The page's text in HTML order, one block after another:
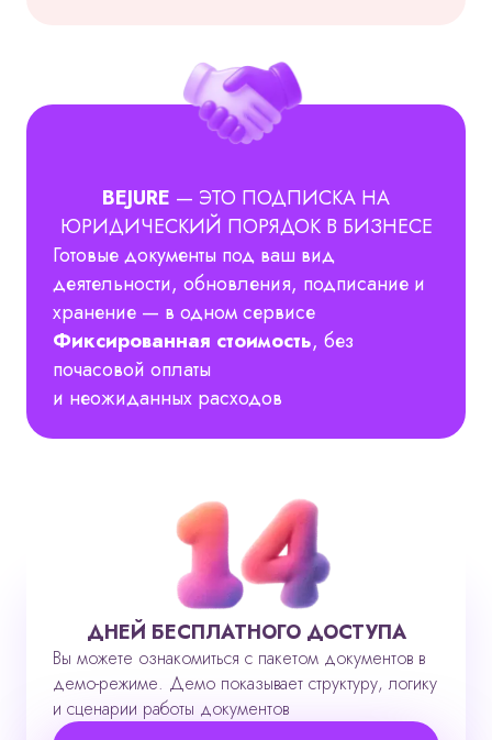
BEJURE — ЭТО ПОДПИСКА НА
ЮРИДИЧЕСКИЙ ПОРЯДОК В БИЗНЕСЕ
Готовые документы под ваш вид
деятельности, обновления, подписание и
хранение — в одном сервисе
Фиксированная стоимость, без
почасовой оплаты
и неожиданных расходов
ДНЕЙ БЕСПЛАТНОГО ДОСТУПА
Вы можете ознакомиться с пакетом документов в
демо-режиме. Демо показывает структуру, логику
и сценарии работы документов